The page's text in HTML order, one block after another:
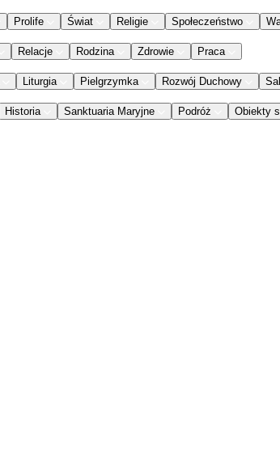
Prolife Świat Religie Społeczeństwo
Relacje Rodzina Zdrowie Praca
Liturgia Pielgrzymka Rozwój Duchowy
Historia Sanktuaria Maryjne Podróż Obiekty